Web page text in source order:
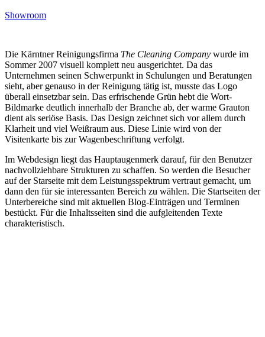
Showroom
Die Kärntner Reinigungsfirma The Cleaning Company wurde im
Sommer 2007 visuell komplett neu ausgerichtet. Da das
Unternehmen seinen Schwerpunkt in Schulungen und Beratungen
sieht, aber genauso in der Reinigung tätig ist, musste das Logo
überall einsetzbar sein. Das erfrischende Grün hebt die Wort-
Bildmarke deutlich innerhalb der Branche ab, der warme Grauton
dient als seriöse Basis. Das Design zeichnet sich vor allem durch
Klarheit und viel Weißraum aus. Diese Linie wird von der
Visitenkarte bis zur Wagenbeschriftung verfolgt.
Im Webdesign liegt das Hauptaugenmerk darauf, für den Benutzer
nachvollziehbare Strukturen zu schaffen. So werden die Besucher
auf der Starseite mit dem Leistungsspektrum vertraut gemacht, um
dann den für sie interessanten Bereich zu wählen. Die Startseiten der
Unterbereiche sind mit aktuellen Blog-Einträgen und Terminen
bestückt. Für die Inhaltsseiten sind die aufgleitenden Texte
charakteristisch.